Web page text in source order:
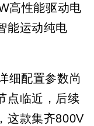
高性能驱动电
能运动纯电
配置参数尚
点临近，后续
这款集齐800V